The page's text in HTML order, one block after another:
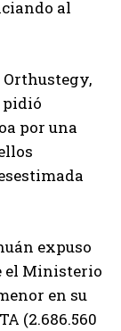
al
Orthustegy,
pidió
por una
expuso
el Ministerio
en su
(2.686.560